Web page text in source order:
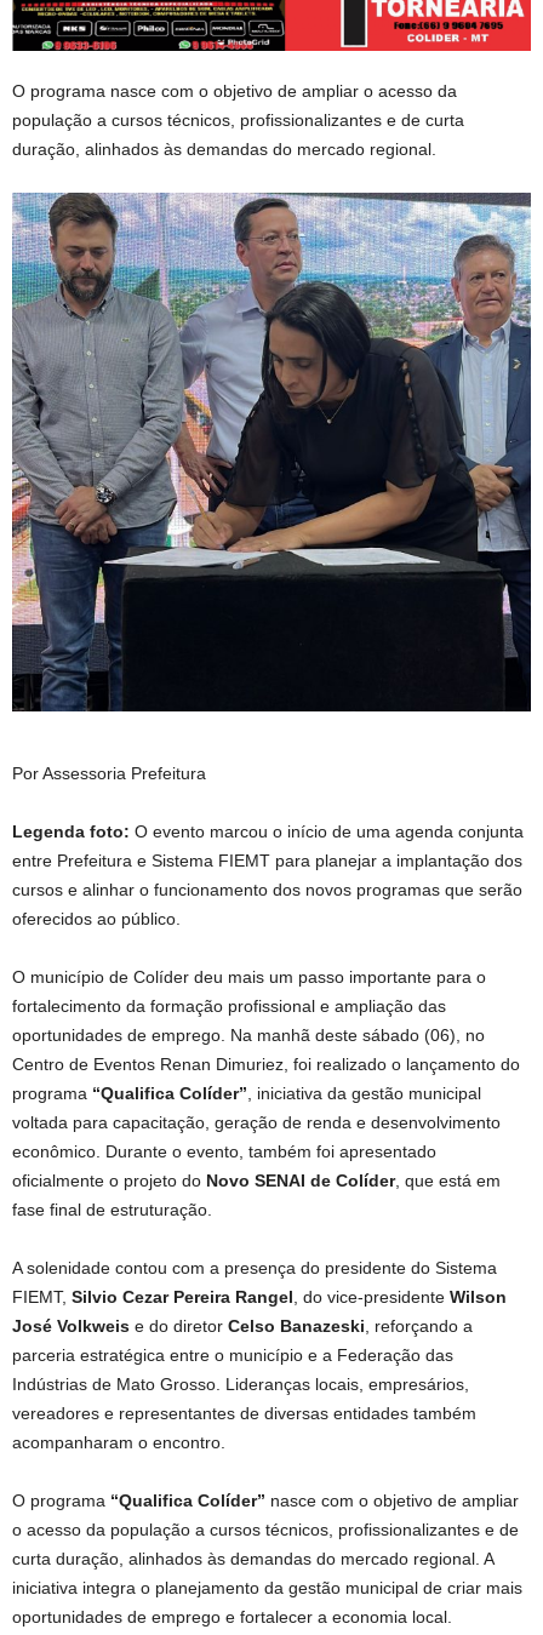
O programa nasce com o objetivo de ampliar o acesso da
população a cursos técnicos, profissionalizantes e de curta
duração, alinhados às demandas do mercado regional.
Por Assessoria Prefeitura
Legenda foto: O evento marcou o início de uma agenda conjunta
entre Prefeitura e Sistema FIEMT para planejar a implantação dos
cursos e alinhar o funcionamento dos novos programas que serão
oferecidos ao público.
O município de Colíder deu mais um passo importante para o
fortalecimento da formação profissional e ampliação das
oportunidades de emprego. Na manhã deste sábado (06), no
Centro de Eventos Renan Dimuriez, foi realizado o lançamento do
programa “Qualifica Colíder” , iniciativa da gestão municipal
voltada para capacitação, geração de renda e desenvolvimento
econômico. Durante o evento, também foi apresentado
oficialmente o projeto do Novo SENAI de Colíder, que está em
fase final de estruturação.
A solenidade contou com a presença do presidente do Sistema
FIEMT, Silvio Cezar Pereira Rangel , do vice-presidente Wilson
José Volkweis e do diretor Celso Banazeski , reforçando a
parceria estratégica entre o município e a Federação das
Indústrias de Mato Grosso. Lideranças locais, empresários,
vereadores e representantes de diversas entidades também
acompanharam o encontro.
O programa “Qualifica Colíder” nasce com o objetivo de ampliar
o acesso da população a cursos técnicos, profissionalizantes e de
curta duração, alinhados às demandas do mercado regional. A
iniciativa integra o planejamento da gestão municipal de criar mais
oportunidades de emprego e fortalecer a economia local.